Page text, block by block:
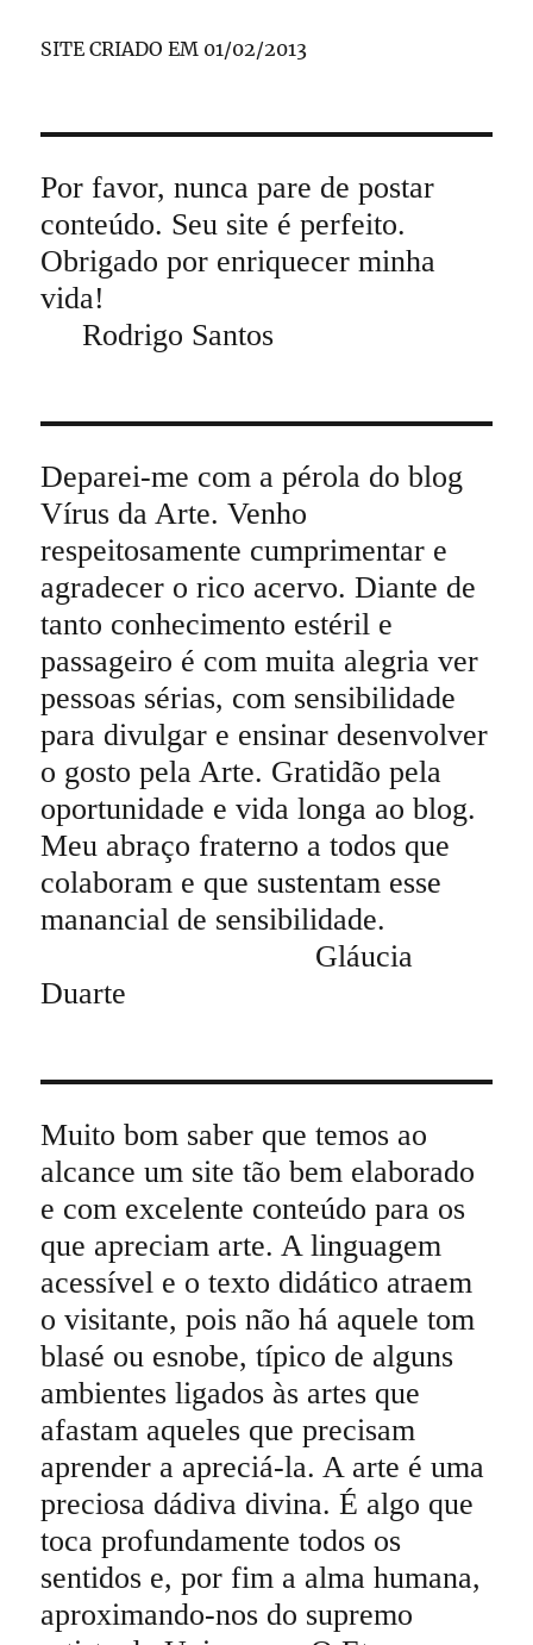
SITE CRIADO EM 01/02/2013
Por favor, nunca pare de postar
conteúdo. Seu site é perfeito.
Obrigado por enriquecer minha
vida!
Rodrigo Santos
Deparei-me com a pérola do blog
Vírus da Arte. Venho
respeitosamente cumprimentar e
agradecer o rico acervo. Diante de
tanto conhecimento estéril e
passageiro é com muita alegria ver
pessoas sérias, com sensibilidade
para divulgar e ensinar desenvolver
o gosto pela Arte. Gratidão pela
oportunidade e vida longa ao blog.
Meu abraço fraterno a todos que
colaboram e que sustentam esse
manancial de sensibilidade.
Gláucia
Duarte
Muito bom saber que temos ao
alcance um site tão bem elaborado
e com excelente conteúdo para os
que apreciam arte. A linguagem
acessível e o texto didático atraem
o visitante, pois não há aquele tom
blasé ou esnobe, típico de alguns
ambientes ligados às artes que
afastam aqueles que precisam
aprender a apreciá-la. A arte é uma
preciosa dádiva divina. É algo que
toca profundamente todos os
sentidos e, por fim a alma humana,
aproximando-nos do supremo